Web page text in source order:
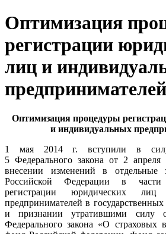
Оптимизация
регистрации
лиц и
предпринимателей
Оптимизация процедуры
и индивидуальных
1 мая 2014 г. вступили в силу
5 Федерального закона от 2
внесении изменений в отдельные
Российской Федерации в части
регистрации юридических
предпринимателей в
и признании утратившими силу
Федерального закона «О страховых